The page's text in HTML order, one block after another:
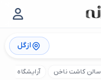
ازگل
سالن کاشت ناخن آرایشگاه کودک